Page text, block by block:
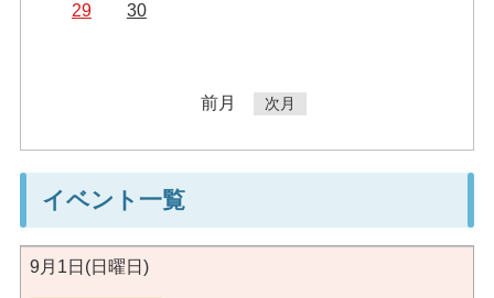
29 30
前月 次月
イベント一覧
9月1日(日曜日)